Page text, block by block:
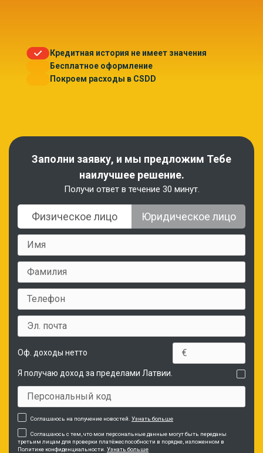
Заполни заявку, и мы предложим Тебе
наилучшее решение.
Получи ответ в течение 30 минут.
Физическое лицо Юридическое лицо
Оф. доходы нетто
Я получаю доход за пределами Латвии.
Соглашаюсь на получение новостей. Узнать больше
Соглашаюсь с тем, что мои персональные данные могут быть переданы
третьим лицам для проверки платёжеспособности в порядке, изложенном в
Политике конфиденциальности. Узнать больше
Кредитная история не имеет значения
Бесплатное оформление
Покроем расходы в CSDD